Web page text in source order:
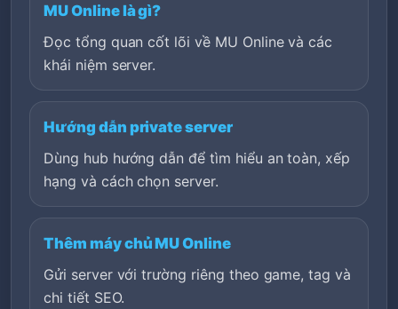
MU Online là gì?
Đọc tổng quan cốt lõi về MU Online và các
khái niệm server.
Hướng dẫn private server
Dùng hub hướng dẫn để tìm hiểu an toàn, xếp
hạng và cách chọn server.
Thêm máy chủ MU Online
Gửi server với trường riêng theo game, tag và
chi tiết SEO.